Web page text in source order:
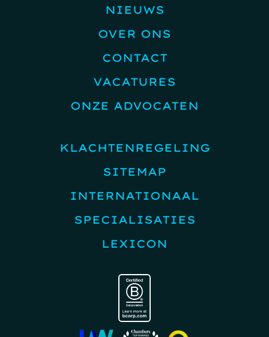
NIEUWS
OVER ONS
CONTACT
VACATURES
ONZE ADVOCATEN
KLACHTENREGELING
SITEMAP
INTERNATIONAAL
SPECIALISATIES
LEXICON